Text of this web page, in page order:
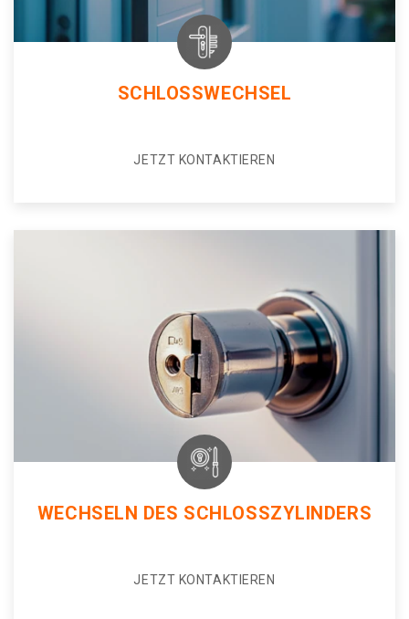
SCHLOSSWECHSEL
JETZT KONTAKTIEREN
WECHSELN DES SCHLOSSZYLINDERS
JETZT KONTAKTIEREN